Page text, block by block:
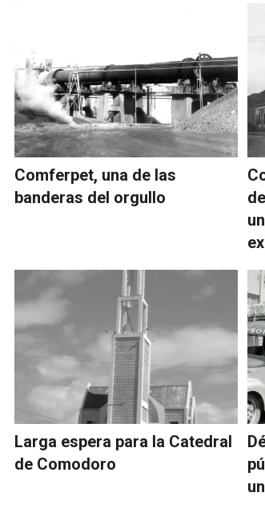
Comferpet, una de las
banderas del orgullo
Larga espera para la Catedral
de Comodoro